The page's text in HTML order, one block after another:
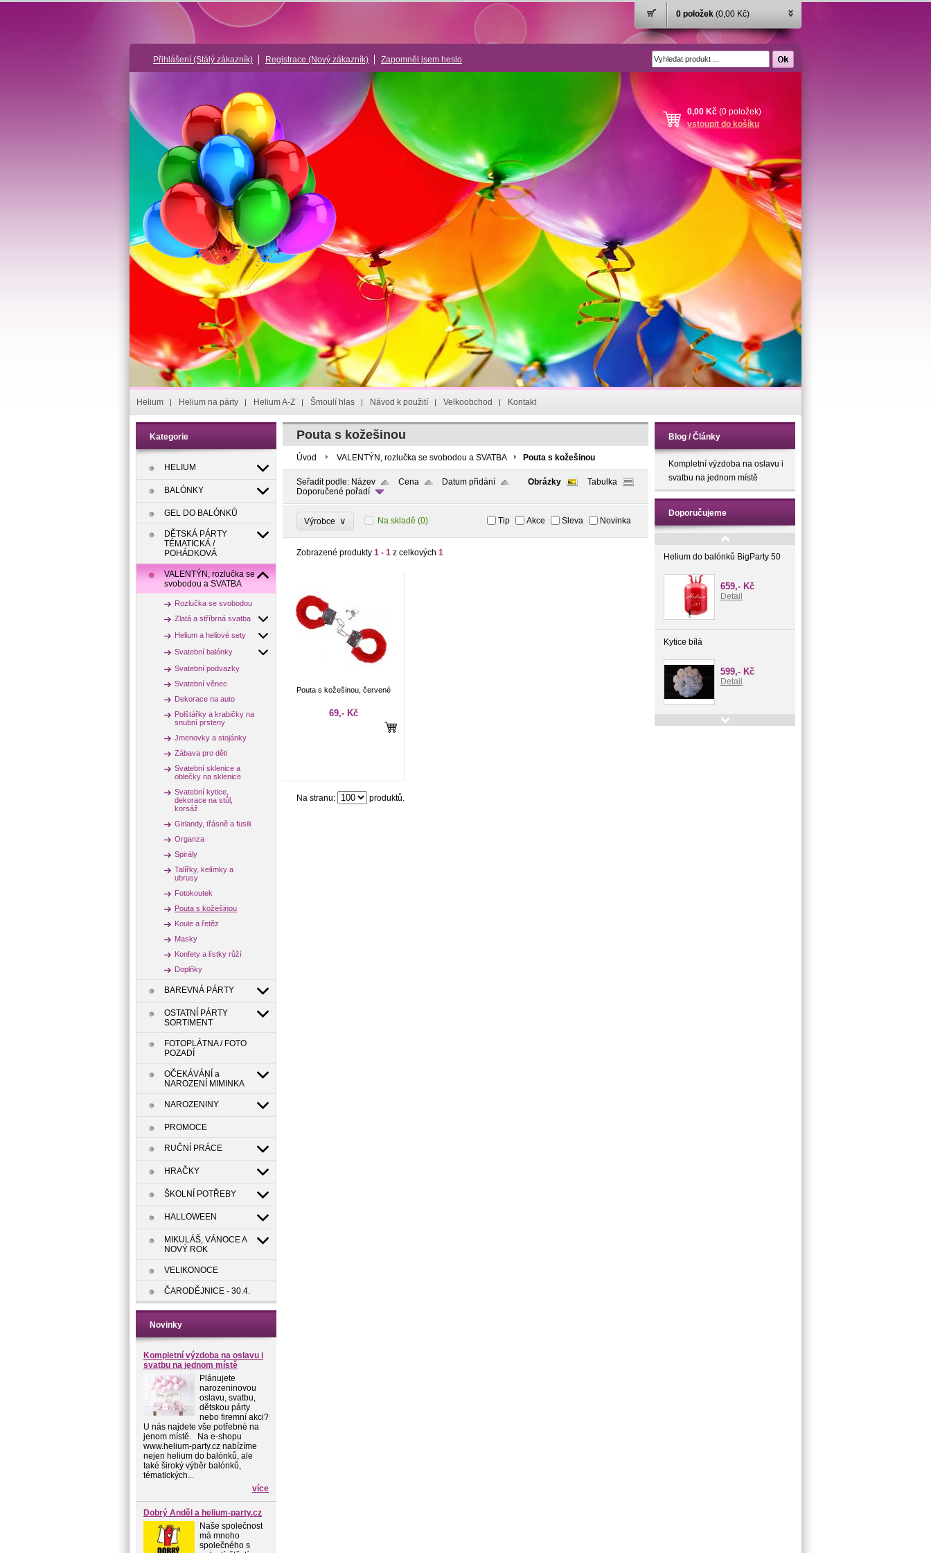
0 položek (0,00 Kč)
Přihlášení (Stálý zákazník) Registrace (Nový zákazník) Zapomněl jsem heslo
0,00 Kč (0 položek)
vstoupit do košíku
Helium Helium na párty Helium A-Z Šmoulí hlas Návod k použití Velkoobchod Kontakt
Kategorie
HELIUM
BALÓNKY
GEL DO BALÓNKŮ
DĚTSKÁ PÁRTY
TÉMATICKÁ /
POHÁDKOVÁ
VALENTÝN, rozlučka se
svobodou a SVATBA
Rozlučka se svobodou
Zlatá a stříbrná svatba
Helium a heliové sety
Svatební balónky
Svatební podvazky
Svatební věnec
Dekorace na auto
Polštářky a krabičky na
snubní prsteny
Jmenovky a stojánky
Zábava pro děti
Svatební sklenice a
oblečky na sklenice
Svatební kytice,
dekorace na stůl,
korsáž
Girlandy, třásně a fusili
Organza
Spirály
Talířky, kelímky a
ubrusy
Fotokoutek
Pouta s kožešinou
Koule a řetěz
Masky
Konfety a lístky růží
Doplňky
BAREVNÁ PÁRTY
OSTATNÍ PÁRTY
SORTIMENT
FOTOPLÁTNA / FOTO
POZADÍ
OČEKÁVÁNÍ a
NAROZENÍ MIMINKA
NAROZENINY
PROMOCE
RUČNÍ PRÁCE
HRAČKY
ŠKOLNÍ POTŘEBY
HALLOWEEN
MIKULÁŠ, VÁNOCE A
NOVÝ ROK
VELIKONOCE
ČARODĚJNICE - 30.4.
Novinky
Kompletní výzdoba na oslavu i
svatbu na jednom místě
Plánujete
narozeninovou
oslavu, svatbu,
dětskou párty
nebo firemní akci?
U nás najdete vše potřebné na
jenom místě. Na e-shopu
www.helium-party.cz nabízíme
nejen helium do balónků, ale
také široký výběr balónků,
tématických...
více
Dobrý Anděl a helium-party.cz
Naše společnost
má mnoho
společného s
Pouta s kožešinou
Úvod VALENTÝN, rozlučka se svobodou a SVATBA Pouta s kožešinou
Seřadit podle: Název Cena
Datum přidání
Doporučené pořadí
Obrázky Tabulka
Výrobce ∨ Na skladě (0) Tip Akce Sleva Novinka
Zobrazené produkty 1 - 1 z celkových 1
Pouta s kožešinou, červené
69,- Kč
Na stranu: produktů.
Blog / Články
Kompletní výzdoba na oslavu i
svatbu na jednom místě
Doporučujeme
Helium do balónků BigParty 50
659,- Kč
Detail
Kytice bílá
599,- Kč
Detail
Foto plátno Neon Happy